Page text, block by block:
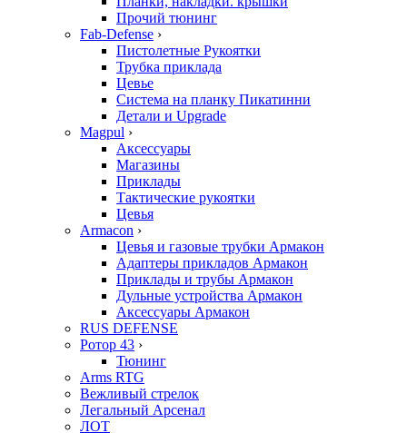
Прочий тюнинг
Fab-Defense ›
Пистолетные Рукоятки
Трубка приклада
Цевье
Система на планку Пикатинни
Детали и Upgrade
Magpul ›
Аксессуары
Магазины
Приклады
Тактические рукоятки
Цевья
Armacon ›
Цевья и газовые трубки Армакон
Адаптеры прикладов Армакон
Приклады и трубы Армакон
Дульные устройства Армакон
Аксессуары Армакон
RUS DEFENSE
Ротор 43 ›
Тюнинг
Arms RTG
Вежливый стрелок
Легальный Арсенал
ЛОТ